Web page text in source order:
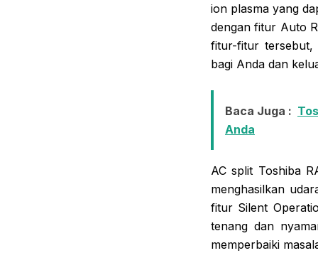
ion plasma yang
dengan fitur Auto
fitur-fitur tersebut,
bagi Anda dan
Baca Juga :
Anda
AC split Toshiba
menghasilkan
fitur Silent
tenang dan
memperbaiki